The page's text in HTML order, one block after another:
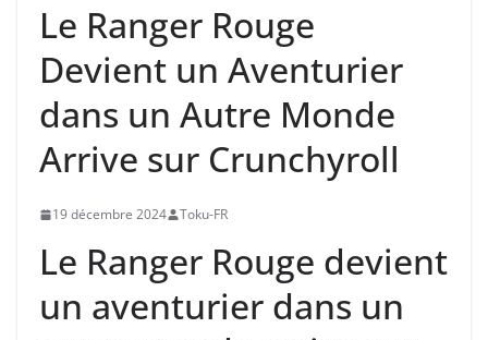
Le Ranger Rouge
Devient un Aventurier
dans un Autre Monde
Arrive sur Crunchyroll
19 décembre 2024 Toku-FR
Le Ranger Rouge devient
un aventurier dans un